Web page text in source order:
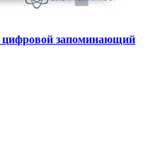
цифровой запоминающий